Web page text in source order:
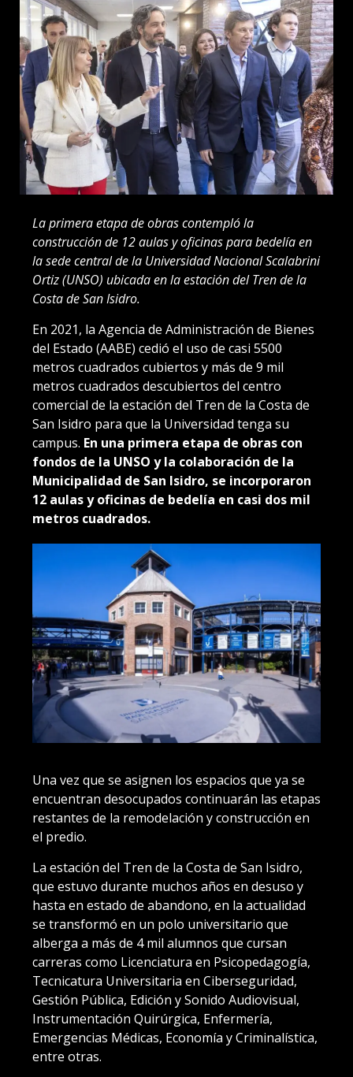
La primera etapa de obras contempló la
construcción de 12 aulas y oficinas para bedelía en
la sede central de la Universidad Nacional Scalabrini
Ortiz (UNSO) ubicada en la estación del Tren de la
Costa de San Isidro.
En 2021, la Agencia de Administración de Bienes
del Estado (AABE) cedió el uso de casi 5500
metros cuadrados cubiertos y más de 9 mil
metros cuadrados descubiertos del centro
comercial de la estación del Tren de la Costa de
San Isidro para que la Universidad tenga su
campus. En una primera etapa de obras con
fondos de la UNSO y la colaboración de la
Municipalidad de San Isidro, se incorporaron
12 aulas y oficinas de bedelía en casi dos mil
metros cuadrados.
Una vez que se asignen los espacios que ya se
encuentran desocupados continuarán las etapas
restantes de la remodelación y construcción en
el predio.
La estación del Tren de la Costa de San Isidro,
que estuvo durante muchos años en desuso y
hasta en estado de abandono, en la actualidad
se transformó en un polo universitario que
alberga a más de 4 mil alumnos que cursan
carreras como Licenciatura en Psicopedagogía,
Tecnicatura Universitaria en Ciberseguridad,
Gestión Pública, Edición y Sonido Audiovisual,
Instrumentación Quirúrgica, Enfermería,
Emergencias Médicas, Economía y Criminalística,
entre otras.